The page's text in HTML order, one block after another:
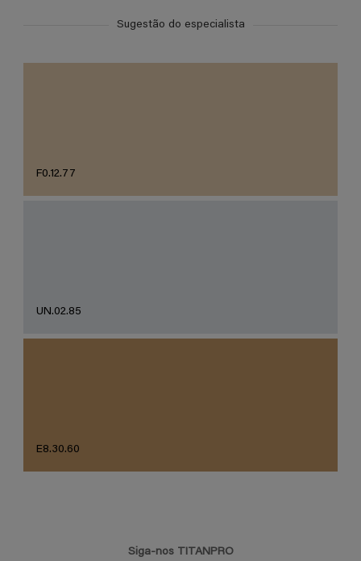
Sugestão do especialista
F0.12.77
UN.02.85
E8.30.60
Siga-nos TITANPRO